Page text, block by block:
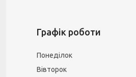
Графік роботи
Понеділок
Вівторок